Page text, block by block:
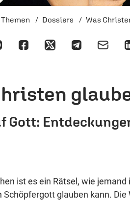
Themen Dossiers Was
Gott:
ist es ein Rätsel, wie
Schöpfergott glauben kann.